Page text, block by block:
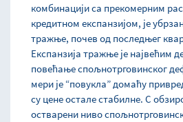
комбинацији са прекомерним
кредитном експанзијом, је
тражње, почев од последњег
Експанзија тражње је највећим
повећање спољнотрговинског
мери је “повукла” домаћу
су цене остале стабилне. С
остварени ниво